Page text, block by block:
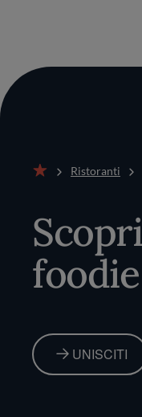
Ristoranti
UNISCITI